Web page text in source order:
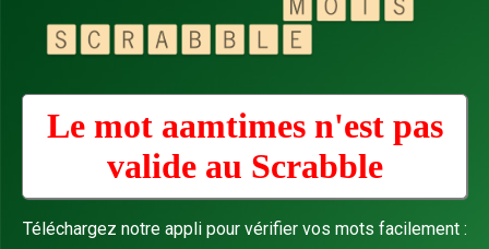
Le mot aamtimes n'est pas
valide au Scrabble
Téléchargez notre appli pour vérifier vos mots facilement :